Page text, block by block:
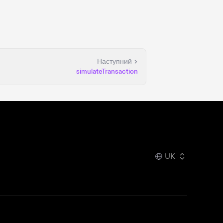
Наступний
simulateTransaction
UK